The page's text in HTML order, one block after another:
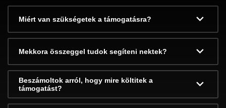
Miért van szükségetek a támogatásra?
Mekkora összeggel tudok segíteni nektek?
Beszámoltok arról, hogy mire költitek a
támogatást?